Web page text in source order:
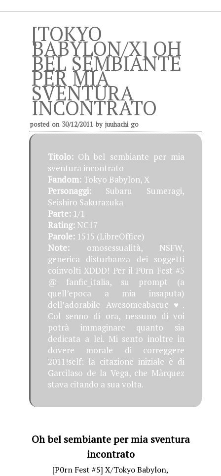
[TOKYO
BABYLON/X] OH
BEL SEMBIANTE
PER MIA
SVENTURA
INCONTRATO
posted on 30/12/2011 by juuhachi go
Titolo: Oh bel sembiante per mia
sventura incontrato
Fandom: Tokyo Babylon, X
Personaggi: Subaru Sumeragi,
Seishiro Sakurazuka
Parte: 1/1
Rating: NC17
Parole: 1515 (LibreOffice)
Note: omosessualità, NSFW,
generica disturbanza dei soggetti
coinvolti XDDD! Per il P0rn Fest #5
@ fanfic_italia, su prompt (a
quell’epoca a mia insaputa)
dell’adorabile Awesomeabacuc ♥.
Col senno di ora, nessuno di voi
potrà immaginare quanto sia
dedicata a lei. Mi sento inoltre in
dovere morale di correggere
2011!self: la citazione iniziale è di
Garcilaso de la Vega, che Màrquez
stava citando a sua volta.
Oh bel sembiante per mia sventura
incontrato
[P0rn Fest #5] X/Tokyo Babylon,